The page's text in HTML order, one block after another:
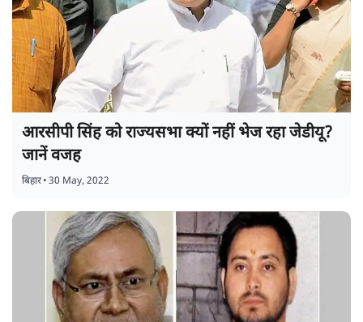
आरसीपी सिंह को राज्यसभा क्यों नहीं भेज रहा जेडीयू?
जानें वजह
बिहार•30 May, 2022